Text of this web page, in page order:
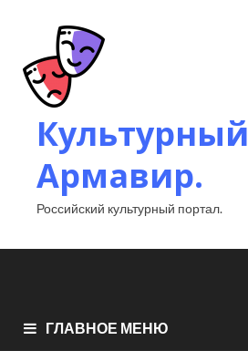
Культурный
Армавир.
Российский культурный портал.
ГЛАВНОЕ МЕНЮ